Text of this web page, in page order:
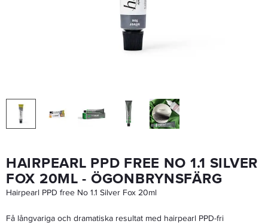
Hairpearl No 5.1 Light Brown 20ml
75,65 kr
HAIRPEARL PPD FREE NO 1.1 SILVER
FOX 20ML - ÖGONBRYNSFÄRG
Hairpearl PPD free No 1.1 Silver Fox 20ml
Få långvariga och dramatiska resultat med hairpearl PPD-fri